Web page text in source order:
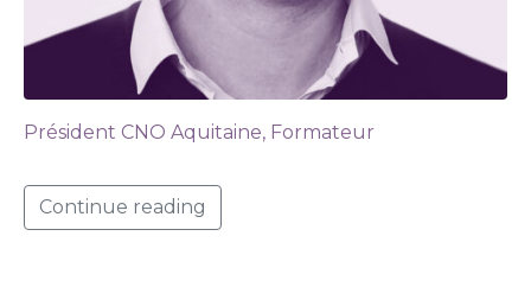
Président CNO Aquitaine, Formateur
Continue reading